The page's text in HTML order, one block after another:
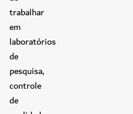
trabalhar
em
laboratórios
de
pesquisa,
controle
de